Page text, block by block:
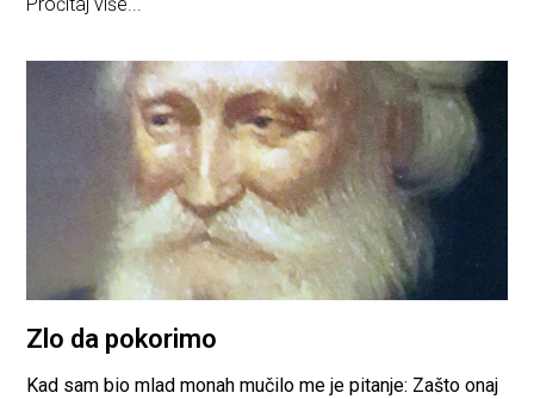
Zlo da pokorimo
Kad sam bio mlad monah mučilo me je pitanje: Zašto onaj